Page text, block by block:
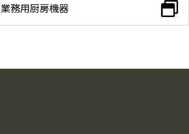
業務用厨房機器